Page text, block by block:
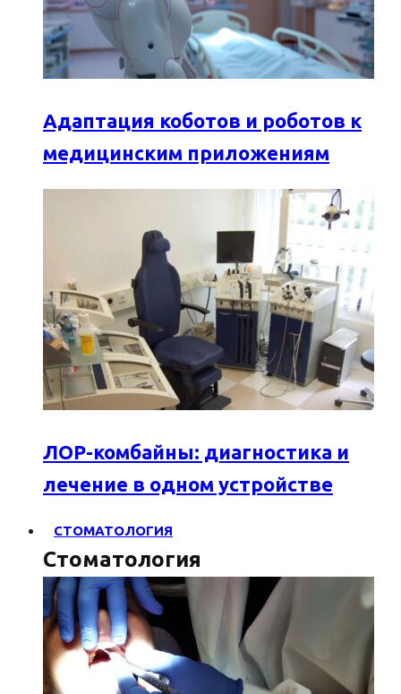
Адаптация коботов и роботов к
медицинским приложениям
ЛОР-комбайны: диагностика и
лечение в одном устройстве
СТОМАТОЛОГИЯ
Стоматология